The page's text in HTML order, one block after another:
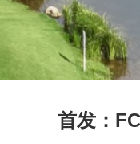
首发：